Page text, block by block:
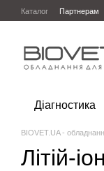
Перейти до
Каталог Партнерам
Діагностика
BIOVET.UA -
Літій-